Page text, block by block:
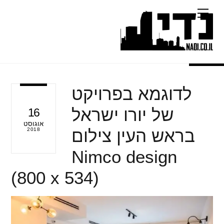
content
Menu
16
אוגוסט
2018
לדוגמא בפרויקט
של יורו ישראל
בראש העין צילום
Nimco design
(800 x 534)